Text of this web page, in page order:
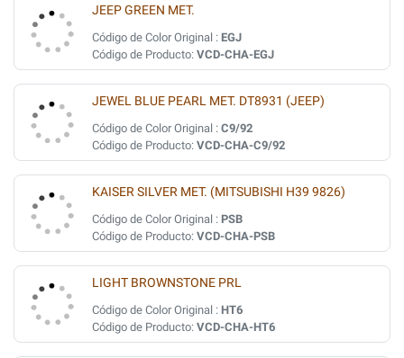
JEEP GREEN MET.
Código de Color Original : EGJ
Código de Producto: VCD-CHA-EGJ
JEWEL BLUE PEARL MET. DT8931 (JEEP)
Código de Color Original : C9/92
Código de Producto: VCD-CHA-C9/92
KAISER SILVER MET. (MITSUBISHI H39 9826)
Código de Color Original : PSB
Código de Producto: VCD-CHA-PSB
LIGHT BROWNSTONE PRL
Código de Color Original : HT6
Código de Producto: VCD-CHA-HT6